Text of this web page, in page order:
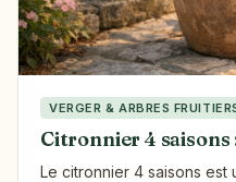
VERGER & ARBRES
Citronnier 4
Le citronnier 4 saisons est